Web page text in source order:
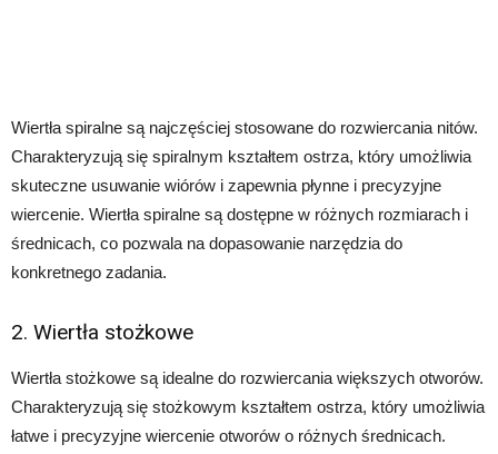
Wiertła spiralne są najczęściej stosowane do rozwiercania nitów.
Charakteryzują się spiralnym kształtem ostrza, który umożliwia
skuteczne usuwanie wiórów i zapewnia płynne i precyzyjne
wiercenie. Wiertła spiralne są dostępne w różnych rozmiarach i
średnicach, co pozwala na dopasowanie narzędzia do
konkretnego zadania.
2. Wiertła stożkowe
Wiertła stożkowe są idealne do rozwiercania większych otworów.
Charakteryzują się stożkowym kształtem ostrza, który umożliwia
łatwe i precyzyjne wiercenie otworów o różnych średnicach.